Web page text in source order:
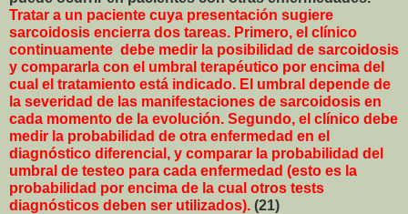
Tratar a un paciente cuya presentación sugiere
sarcoidosis encierra dos tareas. Primero, el clínico
continuamente debe medir la posibilidad de sarcoidosis
y compararla con el umbral terapéutico por encima del
cual el tratamiento está indicado. El umbral depende de
la severidad de las manifestaciones de sarcoidosis en
cada momento de la evolución. Segundo, el clínico debe
medir la probabilidad de otra enfermedad en el
diagnóstico diferencial, y comparar la probabilidad del
umbral de testeo para cada enfermedad (esto es la
probabilidad por encima de la cual otros tests
diagnósticos deben ser utilizados). (21)